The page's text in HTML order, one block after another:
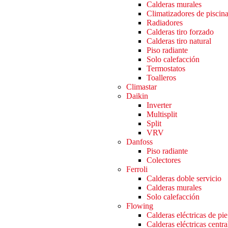
Calderas murales
Climatizadores de piscina
Radiadores
Calderas tiro forzado
Calderas tiro natural
Piso radiante
Solo calefacción
Termostatos
Toalleros
Climastar
Daikin
Inverter
Multisplit
Split
VRV
Danfoss
Piso radiante
Colectores
Ferroli
Calderas doble servicio
Calderas murales
Solo calefacción
Flowing
Calderas eléctricas de pie
Calderas eléctricas